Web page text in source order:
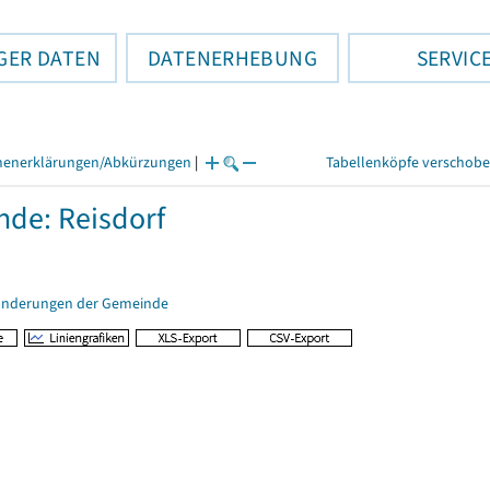
DATEN DATENERHEBUNG
Abkürzungen | Tabellenköpfe
Reisdorf
der Gemeinde